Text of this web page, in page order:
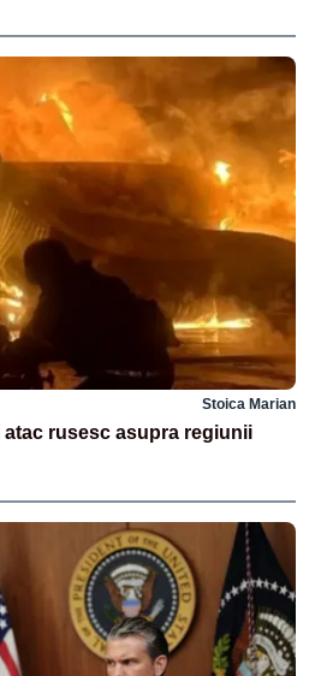
Stoica Marian
rusesc asupra regiunii